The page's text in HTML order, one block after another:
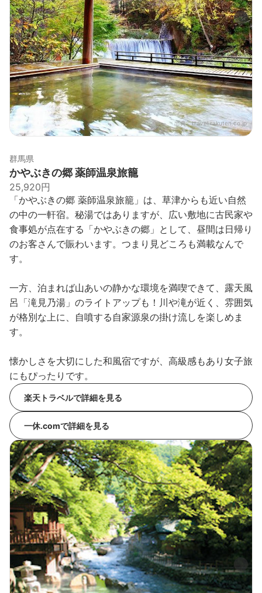
出典：travel.rakuten.co.jp
群馬県
かやぶきの郷 薬師温泉旅籠
25,920円
「かやぶきの郷 薬師温泉旅籠」は、草津からも近い自然
の中の一軒宿。秘湯ではありますが、広い敷地に古民家や
食事処が点在する「かやぶきの郷」として、昼間は日帰り
のお客さんで賑わいます。つまり見どころも満載なんで
す。
一方、泊まれば山あいの静かな環境を満喫できて、露天風
呂「滝見乃湯」のライトアップも！川や滝が近く、雰囲気
が格別な上に、自噴する自家源泉の掛け流しを楽しめま
す。
懐かしさを大切にした和風宿ですが、高級感もあり女子旅
にもぴったりです。
楽天トラベルで詳細を見る
一休.comで詳細を見る